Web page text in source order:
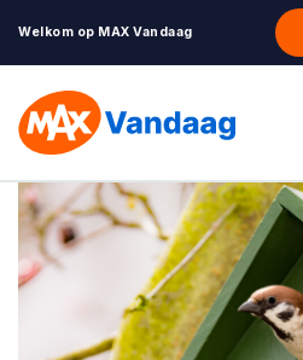
Welkom op MAX Vandaag